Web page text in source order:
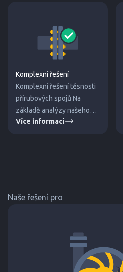
Komplexní řešení
Komplexní řešení těsnosti
přírubových spojů Na
základě analýzy našeho
inženýra Vám navrhneme
Více informací
Naše řešení pro